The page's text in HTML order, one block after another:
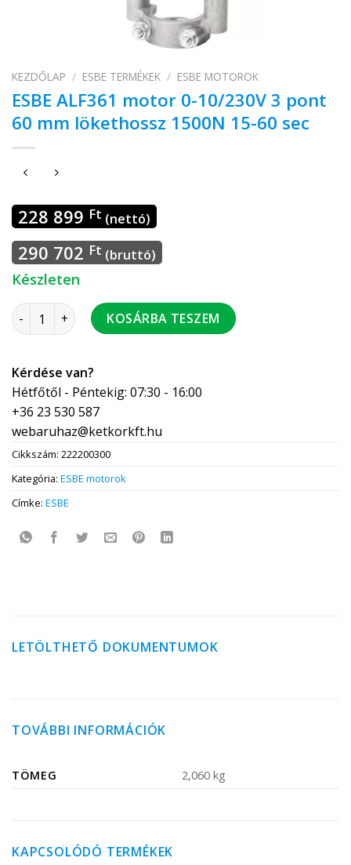
KEZDŐLAP / ESBE TERMÉKEK / ESBE MOTOROK
ESBE ALF361 motor 0-10/230V 3 pont
60 mm lökethossz 1500N 15-60 sec
228 899 Ft (nettó)
290 702 Ft (bruttó)
Készleten
ESBE ALF361 motor 0-10/230V 3 pont 60 mm lökethossz
KOSÁRBA TESZEM
Kérdése van?
Hétfőtől - Péntekig: 07:30 - 16:00
+36 23 530 587
webaruhaz@ketkorkft.hu
Cikkszám: 222200300
Kategória: ESBE motorok
Címke: ESBE
LETÖLTHETŐ DOKUMENTUMOK
TOVÁBBI INFORMÁCIÓK
TÖMEG 2,060 kg
KAPCSOLÓDÓ TERMÉKEK